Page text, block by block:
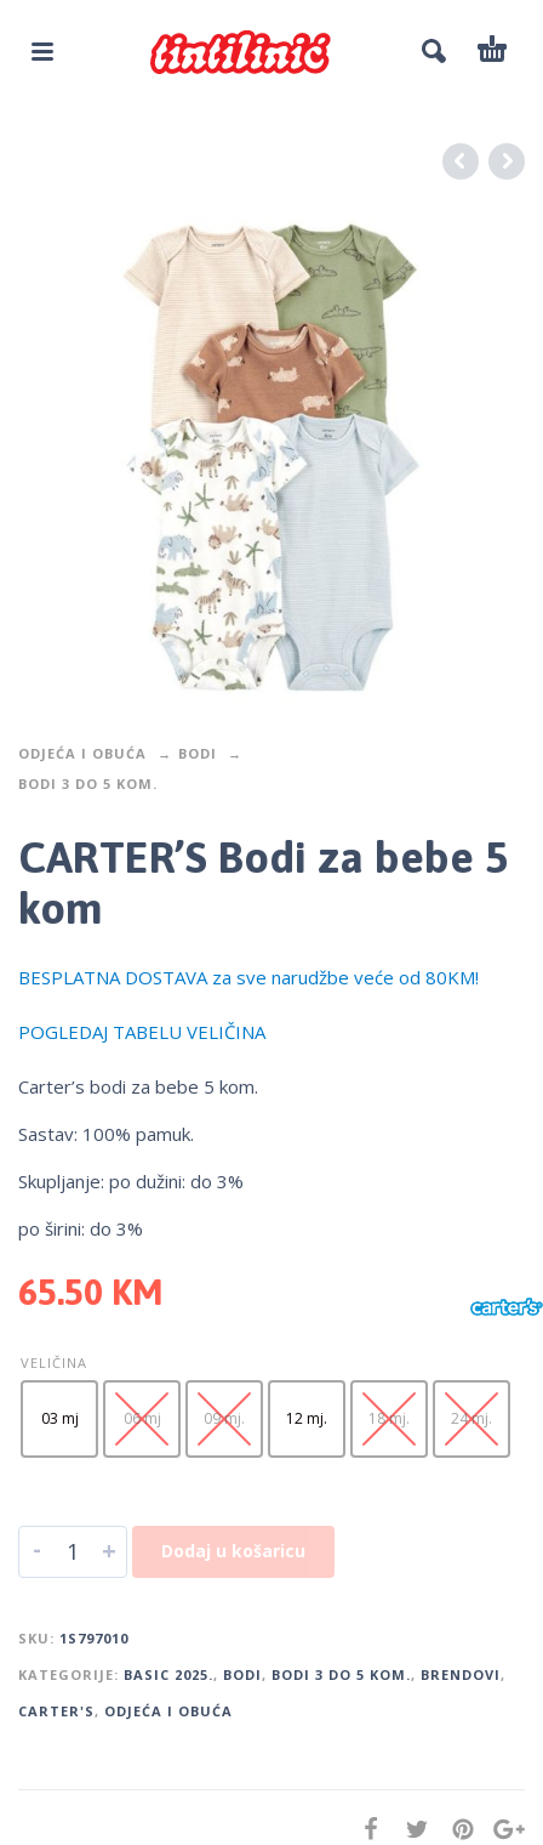
ODJEĆA I OBUĆA
BODI
BODI 3 DO 5 KOM.
CARTER’S Bodi za bebe 5
kom
BESPLATNA DOSTAVA za sve narudžbe veće od 80KM!
POGLEDAJ TABELU VELIČINA
Carter’s bodi za bebe 5 kom.
Sastav: 100% pamuk.
Skupljanje: po dužini: do 3%
po širini: do 3%
65.50 KM
VELIČINA
03 mj 06 mj 09 mj. 12 mj. 18 mj. 24 mj.
- + Dodaj u košaricu
SKU: 1S797010
KATEGORIJE: BASIC 2025., BODI, BODI 3 DO 5 KOM., BRENDOVI,
CARTER'S, ODJEĆA I OBUĆA